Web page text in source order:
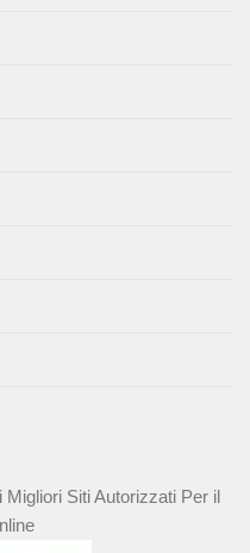
Siti Autorizzati Per il